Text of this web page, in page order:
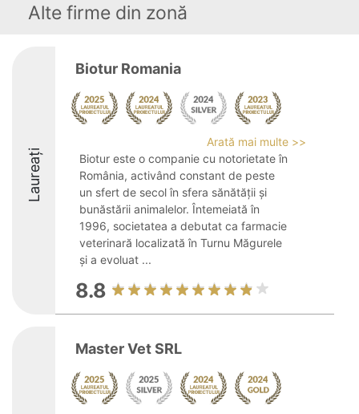
Alte firme din zonă
Laureați
Biotur Romania
Arată mai multe >>
Biotur este o companie cu notorietate în
România, activând constant de peste
un sfert de secol în sfera sănătății și
bunăstării animalelor. Întemeiată în
1996, societatea a debutat ca farmacie
veterinară localizată în Turnu Măgurele
și a evoluat ...
8.8
Master Vet SRL